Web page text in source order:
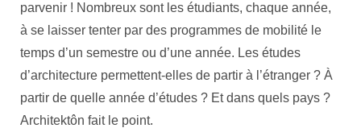
parvenir ! Nombreux sont les étudiants, chaque année,
à se laisser tenter par des programmes de mobilité le
temps d’un semestre ou d’une année. Les études
d’architecture permettent-elles de partir à l’étranger ? À
partir de quelle année d’études ? Et dans quels pays ?
Architektôn fait le point.